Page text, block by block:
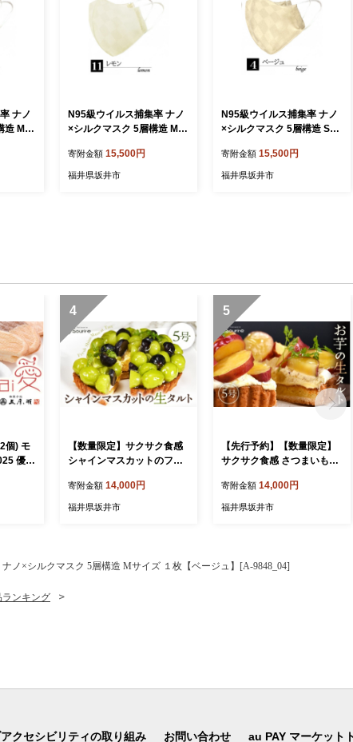
ナノ
造 Mサ
N95級ウイルス捕集率 ナノ
×シルクマスク 5層構造 Mサ
8_11]
寄附金額 15,500円
福井県坂井市
N95級ウイルス捕集率 ナノ
×シルクマスク 5層構造 Sサ
847_04]
寄附金額 15,500円
福井県坂井市
個) モ
優秀
菓子
さつ
4
【数量限定】サクサク食感
シャインマスカットのフレ
直径15cm (4～5人前) 850g
【2026年8月発送】 【シャ
イーツ デザート 果物 フル
寄附金額 14,000円
福井県坂井市
5
【先行予約】【数量限定】
サクサク食感 さつまいも
ーキ（5号） 【2026年12月
発送】【とみつ金時 サツマ
洋菓子 贈答 ギフト】 [A-52
寄附金額 14,000円
福井県坂井市
ノ×シルクマスク 5層構造 Mサイズ １枚【ベージュ】[A-9848_04]
ランキング
クセシビリティの取り組み お問い合わせ au PAY マーケット